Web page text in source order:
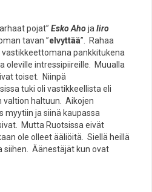
pojat” Esko Ahoja Iiro
tavan ”elvyttää”. Rahaa
pankkitukena
oleville intressipiireille. Muualla
toiset. Niinpä
tuki oli vastikkeellista eli
valtion haltuun. Aikojen
myytiin ja siinä kaupassa
Mutta Ruotsissa eivät
ole olleet ääliöitä. Siellä heillä
siihen. Äänestäjät kun ovat